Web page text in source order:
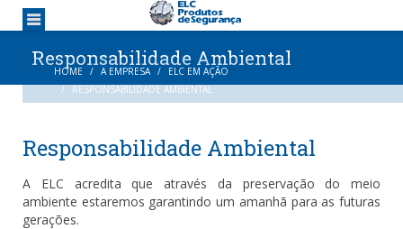
Responsabilidade Ambiental
HOME A EMPRESA
ELC EM AÇÃO
RESPONSABILIDADE AMBIENTAL
Responsabilidade Ambiental
A ELC acredita que através da preservação do meio
ambiente estaremos garantindo um amanhã para as futuras
gerações.